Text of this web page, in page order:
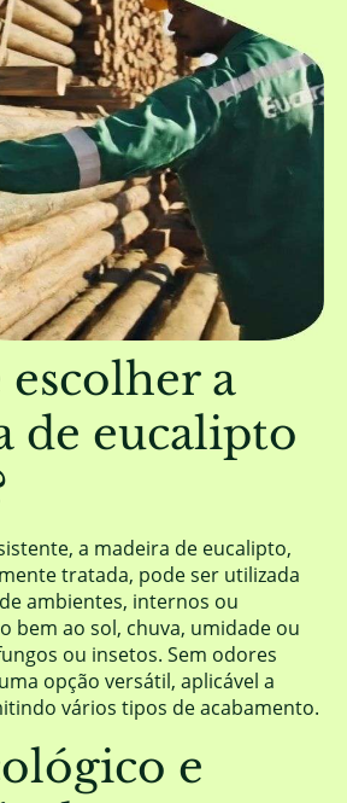
a
de eucalipto
a madeira de eucalipto,
tratada, pode ser utilizada
ambientes, internos ou
bem ao sol, chuva, umidade ou
ou insetos. Sem odores
opção versátil, aplicável a
vários tipos de acabamento.
e